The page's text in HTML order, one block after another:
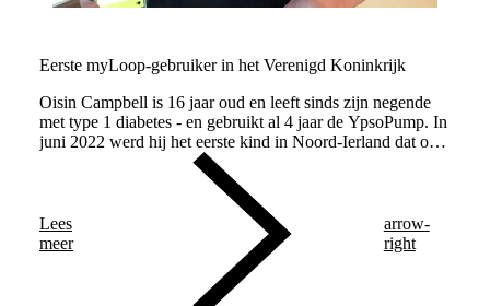
Eerste myLoop-gebruiker in het Verenigd Koninkrijk
Oisin Campbell is 16 jaar oud en leeft sinds zijn negende
met type 1 diabetes - en gebruikt al 4 jaar de YpsoPump. In
juni 2022 werd hij het eerste kind in Noord-Ierland dat ons
adaptieve automatische insulinetoedieningssysteem,
Lees
meer
arrow-
right